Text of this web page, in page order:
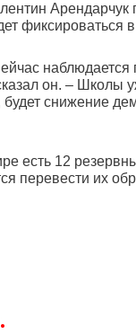
Арендарчук
фиксироваться
он. – Школы
снижение
есть 12
перевести их